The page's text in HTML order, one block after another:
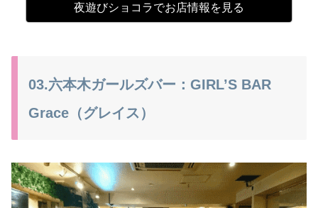
夜遊びショコラでお店情報を見る
03.六本木ガールズバー：GIRL’S BAR
Grace（グレイス）